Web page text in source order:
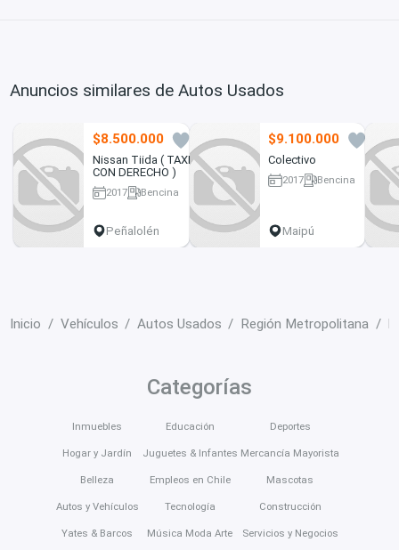
Anuncios similares de Autos Usados
$8.500.000
Nissan Tiida ( TAXI
CON DERECHO )
2017
Bencina
Peñalolén
$9.100.000
Colectivo
2017
Bencina
Maipú
Inicio Vehículos Autos Usados Región Metropolitana
Categorías
Inmuebles
Hogar y Jardín
Belleza
Autos y Vehículos
Yates & Barcos
Educación
Juguetes & Infantes
Empleos en Chile
Tecnología
Música Moda Arte
Deportes
Mercancía Mayorista
Mascotas
Construcción
Servicios y Negocios